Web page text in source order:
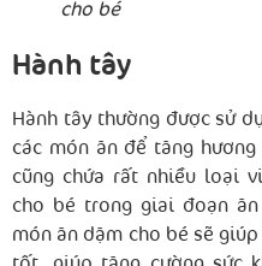
cho bé
Hành tây
Hành tây thường được sử
các món ăn để tăng
cũng chứa rất nhiều loại
cho bé trong giai đoạn
món ăn dặm cho bé sẽ